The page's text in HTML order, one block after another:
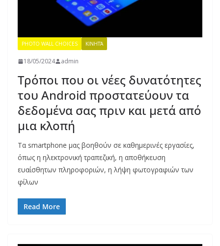
PHOTO WALL CHOICES ΚΙΝΗΤΆ
18/05/2024 admin
Τρόποι που οι νέες δυνατότητες
του Android προστατεύουν τα
δεδομένα σας πριν και μετά από
μια κλοπή
Τα smartphone μας βοηθούν σε καθημερινές εργασίες,
όπως η ηλεκτρονική τραπεζική, η αποθήκευση
ευαίσθητων πληροφοριών, η λήψη φωτογραφιών των
φίλων
Read More